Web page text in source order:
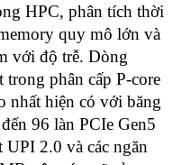
HPC, phân tích thời
quy mô lớn và
với độ trễ. Dòng
phân cấp P-core
nhất hiện có với băng
96 làn PCIe Gen5
2.0 và các ngăn